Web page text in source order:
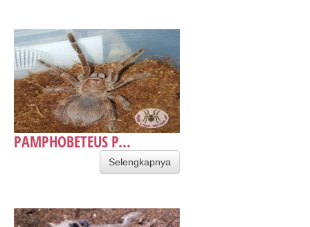
PAMPHOBETEUS P...
Selengkapnya